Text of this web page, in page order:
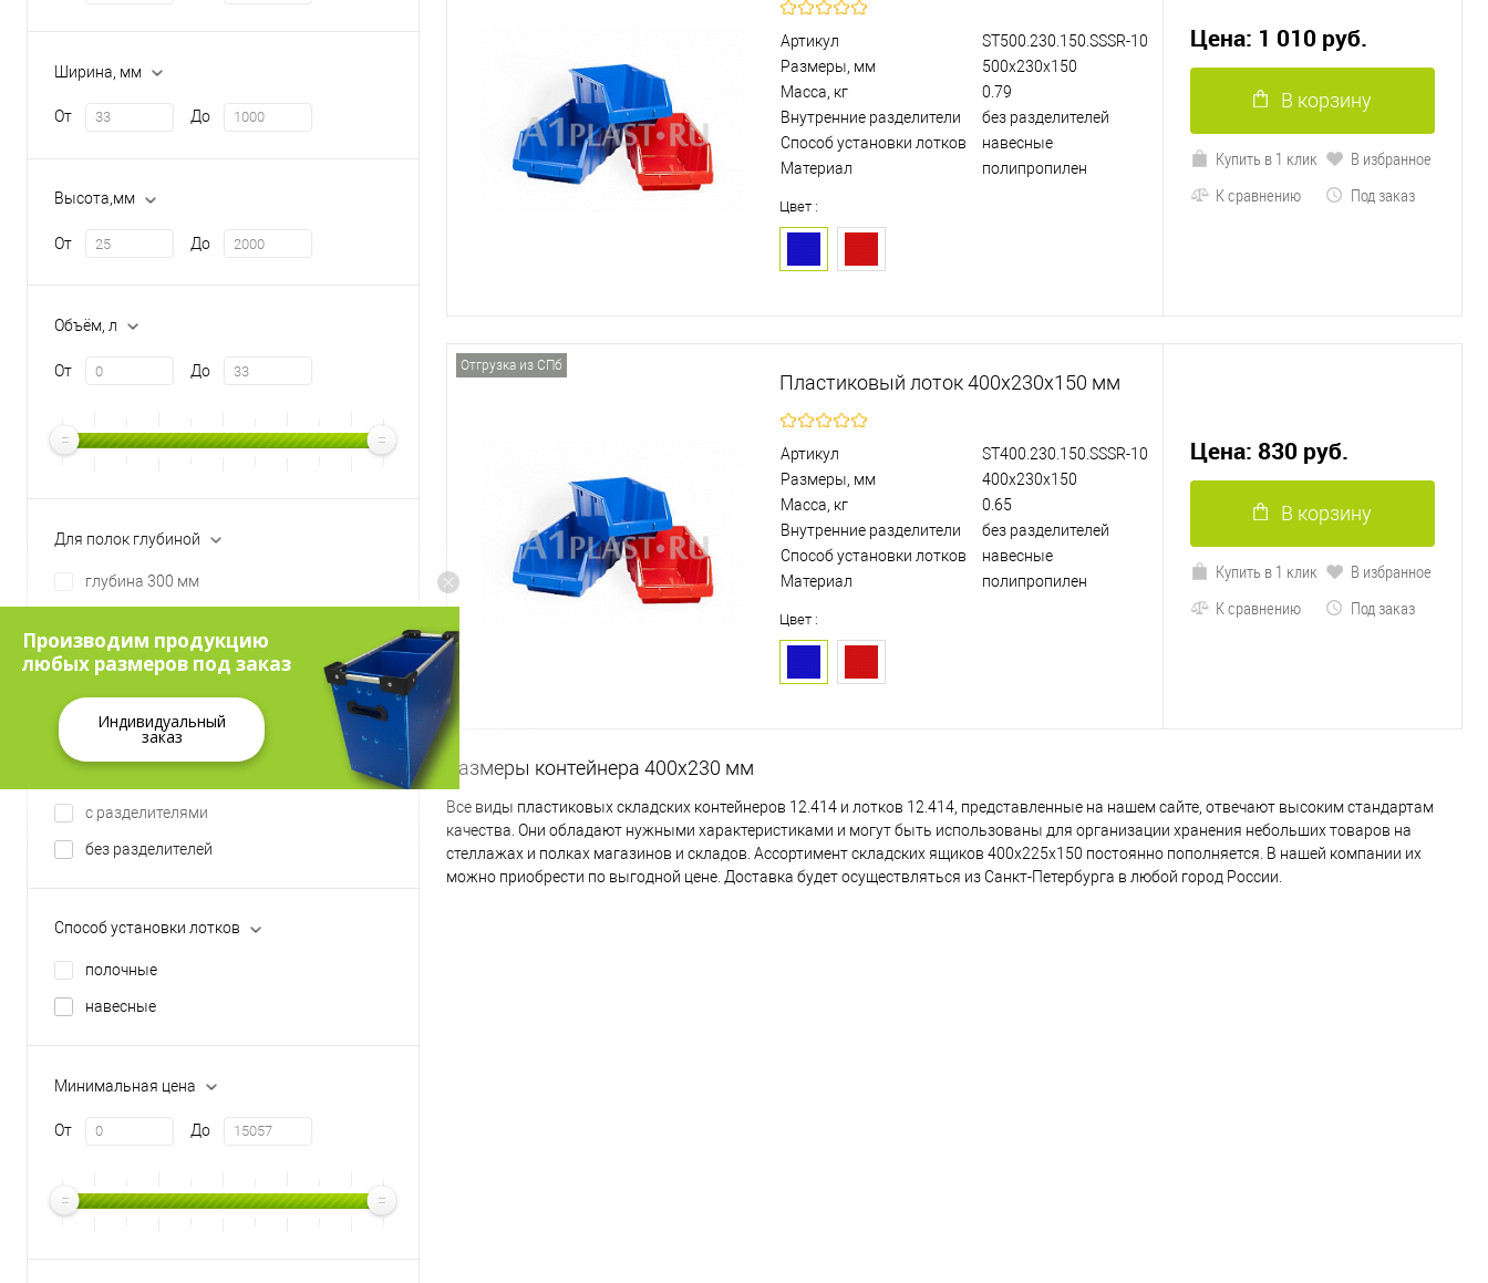
Ширина, мм
От До
Высота,мм
От До
Объём, л
От До
Для полок глубиной
глубина 300 мм
глубина 500 мм
Внутренние разделители
с разделителями
без разделителей
Способ установки лотков
полочные
навесные
Минимальная цена
От До
Артикул
ST500.230.150.SSSR-10
Размеры, мм
500х230х150
Масса, кг
0.79
Внутренние разделители
без разделителей
Способ установки лотков
навесные
Материал
полипропилен
Цвет :
Цена: 1 010 руб.
В корзину
Купить в 1 клик
В избранное
К сравнению
Под заказ
Отгрузка из СПб
Пластиковый лоток 400х230х150 мм
Артикул
ST400.230.150.SSSR-10
Размеры, мм
400х230х150
Масса, кг
0.65
Внутренние разделители
без разделителей
Способ установки лотков
навесные
Материал
полипропилен
Цвет :
Цена: 830 руб.
В корзину
Купить в 1 клик
В избранное
К сравнению
Под заказ
Размеры контейнера 400х230 мм
Все виды пластиковых складских контейнеров 12.414 и лотков 12.414, представленные на нашем сайте, отвечают высоким стандартам
качества. Они обладают нужными характеристиками и могут быть использованы для организации хранения небольших товаров на
стеллажах и полках магазинов и складов. Ассортимент складских ящиков 400х225х150 постоянно пополняется. В нашей компании их
можно приобрести по выгодной цене. Доставка будет осуществляться из Санкт-Петербурга в любой город России.
Производим продукцию
любых размеров под заказ
Индивидуальный
заказ